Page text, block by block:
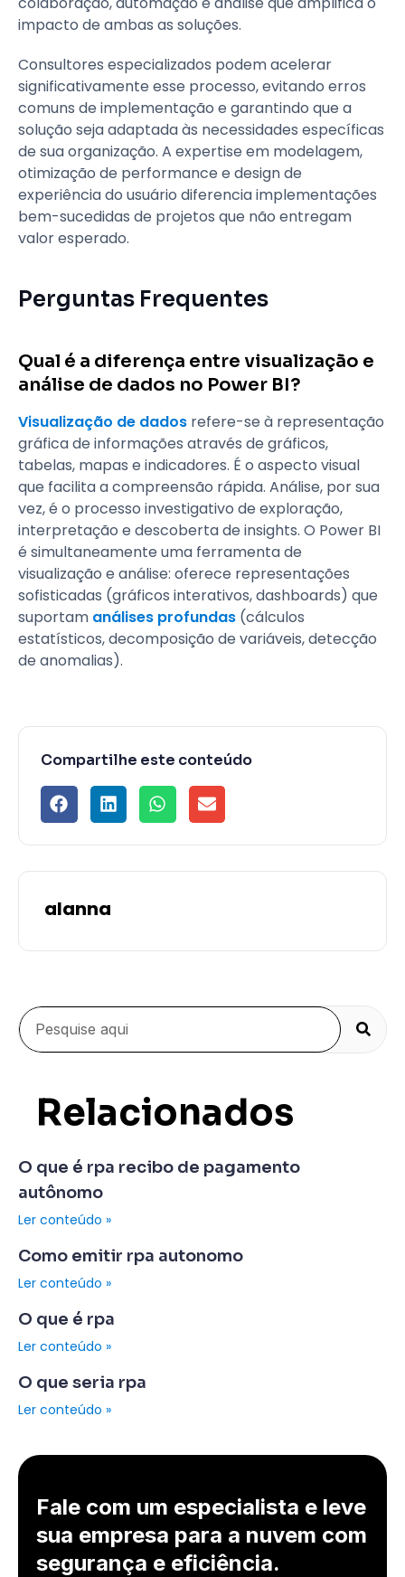
impacto de ambas as soluções.
Consultores especializados podem acelerar
significativamente esse processo, evitando erros
comuns de implementação e garantindo que a
solução seja adaptada às necessidades específicas
de sua organização. A expertise em modelagem,
otimização de performance e design de
experiência do usuário diferencia implementações
bem-sucedidas de projetos que não entregam
valor esperado.
Perguntas Frequentes
Qual é a diferença entre visualização e
análise de dados no Power BI?
Visualização de dados refere-se à representação
gráfica de informações através de gráficos,
tabelas, mapas e indicadores. É o aspecto visual
que facilita a compreensão rápida. Análise, por sua
vez, é o processo investigativo de exploração,
interpretação e descoberta de insights. O Power BI
é simultaneamente uma ferramenta de
visualização e análise: oferece representações
sofisticadas (gráficos interativos, dashboards) que
suportam análises profundas (cálculos
estatísticos, decomposição de variáveis, detecção
de anomalias).
Compartilhe este conteúdo
alanna
Relacionados
O que é rpa recibo de pagamento
autônomo
Ler conteúdo »
Como emitir rpa autonomo
Ler conteúdo »
O que é rpa
Ler conteúdo »
O que seria rpa
Ler conteúdo »
Fale com um especialista e leve
sua empresa para a nuvem com
segurança e eficiência.